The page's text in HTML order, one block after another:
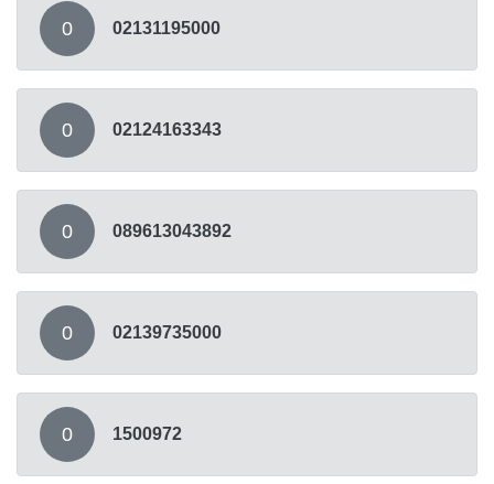
0 02131195000
0 02124163343
0 089613043892
0 02139735000
0 1500972